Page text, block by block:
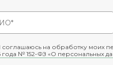
соглашаюсь на обработку моих
года № 152-ФЗ «О персональных